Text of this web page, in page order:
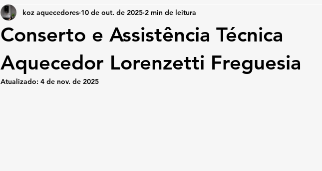
Conserto e Assistência Técnica
Aquecedor Lorenzetti Freguesia
koz aquecedores 10 de out. de 2025 2 min de leitura
Atualizado: 4 de nov. de 2025